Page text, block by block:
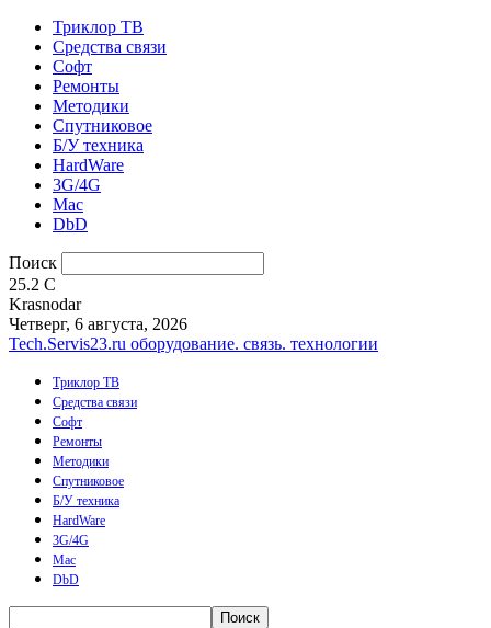
Триклор ТВ
Средства связи
Софт
Ремонты
Методики
Спутниковое
Б/У техника
HardWare
3G/4G
Mac
DbD
Поиск
25.2 C
Krasnodar
Четверг, 6 августа, 2026
Tech.Servis23.ru оборудование. связь. технологии
Триклор ТВ
Средства связи
Софт
Ремонты
Методики
Спутниковое
Б/У техника
HardWare
3G/4G
Mac
DbD